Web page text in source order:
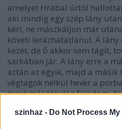
szinhaz - Do Not Process
amelyet Hrabal úrtól
aki mindig egy szép lány
kéri, ne mászkáljon már
követi lerázhatatlanul. A
kezét, de ő akkor sem tágít,
sarkában jár. A lány erre a
aztán az egyik, majd a
végtagok nélkül hever a
most már tényleg feladom,
kitaláljam ezt a figurát.